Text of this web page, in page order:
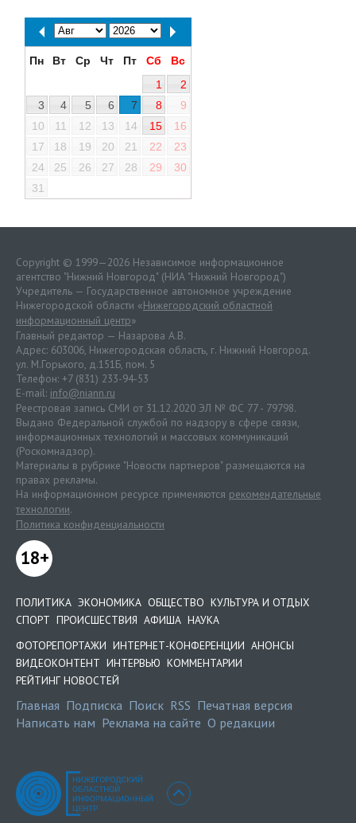
Пн Вт Ср Чт Пт Сб
Вс
1
2
3
4 5 6 7 8
9
10
11 12 13 14 15
16
17
18 19 20 21 22
23
24
25 26 27 28 29
30
31
Copyright © 1999—2026 Независимое информационное
агентство "Нижний Новгород" (НИА "Нижний Новгород")
Учредитель — Государственное автономное учреждение
Нижегородской области «Нижегородский областной
информационный центр»
Главный редактор — Назарова А.В.
Адрес: 603006, Нижегородская область, г. Нижний Новгород.
ул. М.Горького, д.151Б, пом. 5
Телефон: +7 (831) 233-94-53
E-mail: info@niann.ru
Реестровая запись СМИ от 31.12.2020 ЭЛ № ФС 77 - 79798.
Выдано Федеральной службой по надзору в сфере связи,
информационных технологий и массовых коммуникаций
(Роскомнадзор).
Материалы в рубрике "Новости партнеров" размещаются на
правах рекламы.
На информационном ресурсе применяются рекомендательные
технологии.
Политика конфиденциальности
18+
ПОЛИТИКА ЭКОНОМИКА ОБЩЕСТВО КУЛЬТУРА И ОТДЫХ
СПОРТ ПРОИСШЕСТВИЯ АФИША НАУКА
ФОТОРЕПОРТАЖИ ИНТЕРНЕТ-КОНФЕРЕНЦИИ АНОНСЫ
ВИДЕОКОНТЕНТ ИНТЕРВЬЮ КОММЕНТАРИИ
РЕЙТИНГ НОВОСТЕЙ
Главная Подписка Поиск RSS Печатная версия
Написать нам Реклама на сайте О редакции